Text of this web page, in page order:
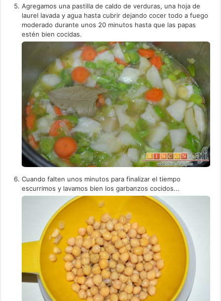
Agregamos una pastilla de caldo de verduras, una hoja de
laurel lavada y agua hasta cubrir dejando cocer todo a fuego
moderado durante unos 20 minutos hasta que las papas
estén bien cocidas.
Cuando falten unos minutos para finalizar el tiempo
escurrimos y lavamos bien los garbanzos cocidos...